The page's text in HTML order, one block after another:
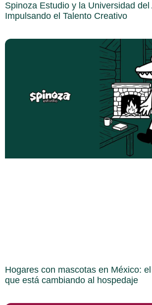
Spinoza Estudio y la Universidad del
Impulsando el Talento Creativo
Hogares con mascotas en México:
que está cambiando al hospedaje